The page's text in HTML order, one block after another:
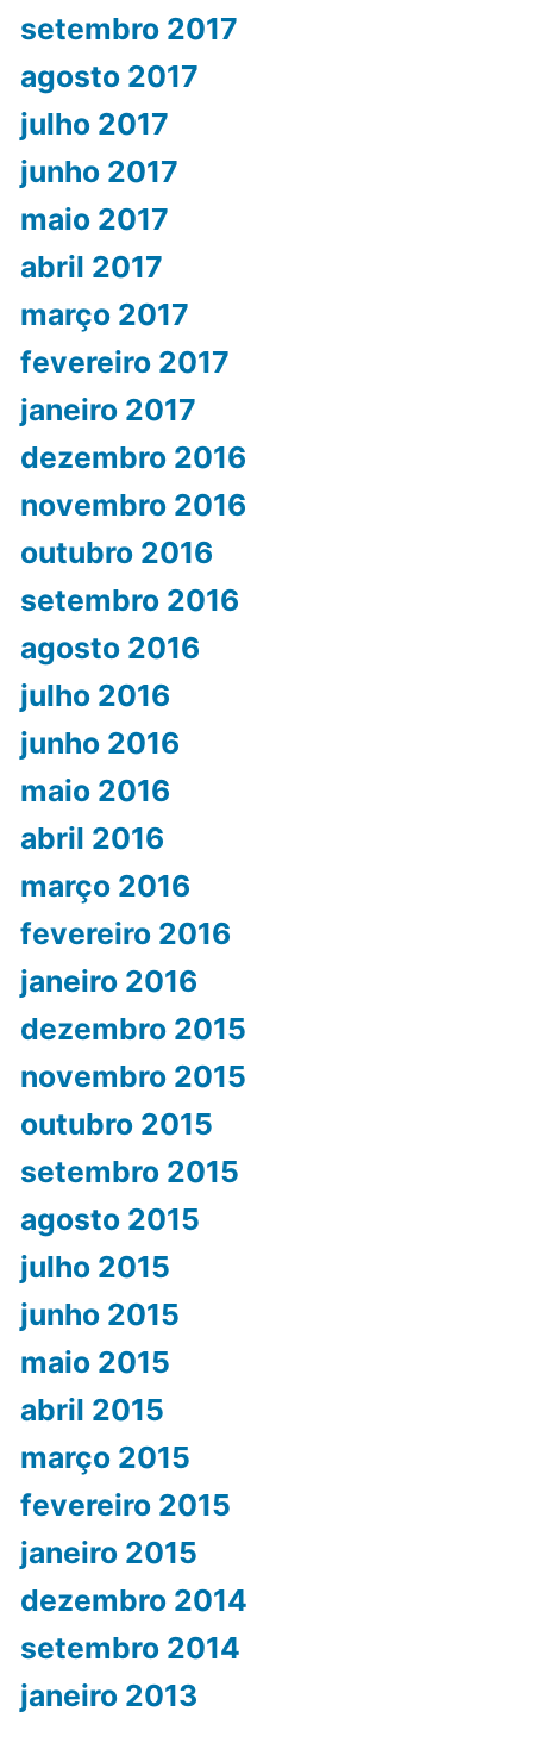
setembro 2017
agosto 2017
julho 2017
junho 2017
maio 2017
abril 2017
março 2017
fevereiro 2017
janeiro 2017
dezembro 2016
novembro 2016
outubro 2016
setembro 2016
agosto 2016
julho 2016
junho 2016
maio 2016
abril 2016
março 2016
fevereiro 2016
janeiro 2016
dezembro 2015
novembro 2015
outubro 2015
setembro 2015
agosto 2015
julho 2015
junho 2015
maio 2015
abril 2015
março 2015
fevereiro 2015
janeiro 2015
dezembro 2014
setembro 2014
janeiro 2013